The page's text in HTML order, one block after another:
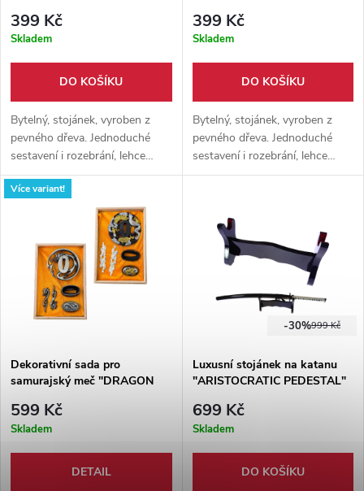
399 Kč
Skladem
DO KOŠÍKU
Bytelný, stojánek, vyroben z
pevného dřeva. Jednoduché
sestavení i rozebrání, lehce
přenosný. 2 místa vhodné pro
katanu i další typy mečů.
399 Kč
Skladem
DO KOŠÍKU
Bytelný, stojánek, vyroben z
pevného dřeva. Jednoduché
sestavení i rozebrání, lehce
přenosný. 2 místa vhodné pro
Více variant!
Dekorativní sada pro
samurajský meč "DRAGON
599 Kč
Skladem
DETAIL
999 Kč
-30%
Luxusní stojánek na katanu
"ARISTOCRATIC PEDESTAL"
699 Kč
Skladem
DO KOŠÍKU